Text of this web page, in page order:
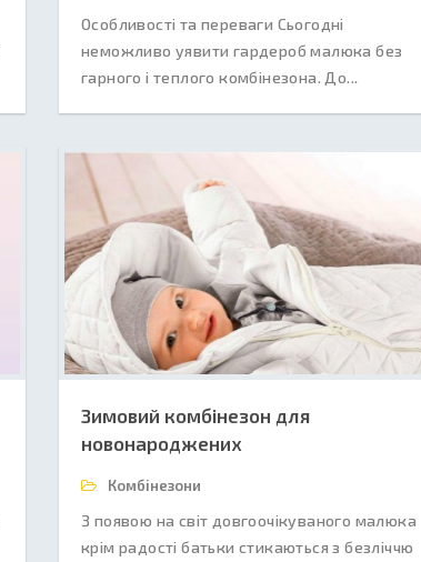
Особливості та переваги Сьогодні
неможливо уявити гардероб малюка без
гарного і теплого комбінезона. До...
Зимовий комбінезон для
новонароджених
Комбінезони
З появою на світ довгоочікуваного малюка
крім радості батьки стикаються з безліччю